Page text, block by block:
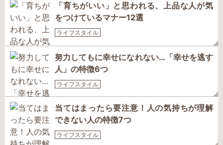
「育ちがいい」と思われる、上品な人が気
をつけているマナー12選
ライフスタイル
努力してもに幸せになれない…「幸せを逃す
人」の特徴6つ
ライフスタイル
当てはまったら要注意！人の気持ちが理解
できない人の特徴7つ
ライフスタイル